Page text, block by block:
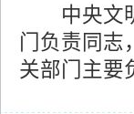
中央文明
门负责同志
关部门主要